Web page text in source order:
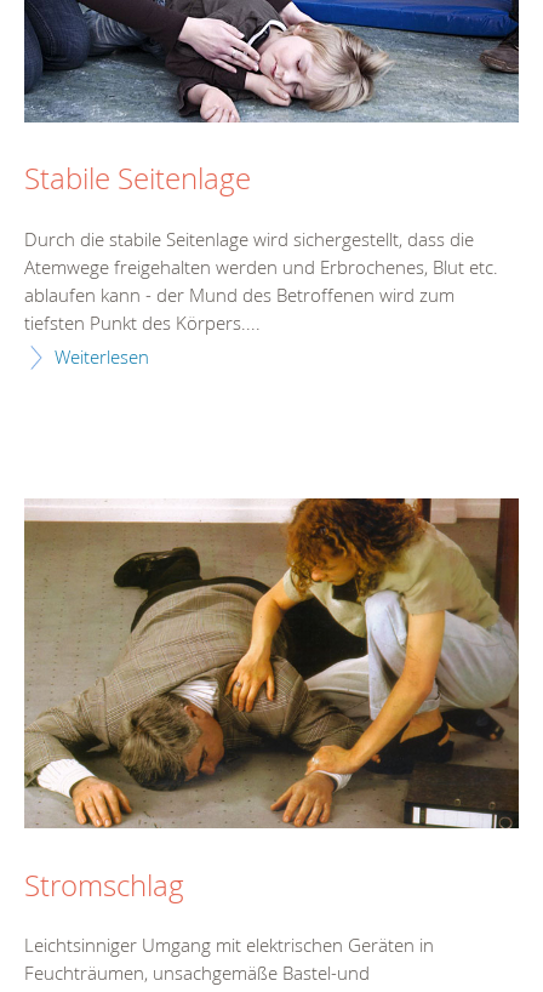
Stabile Seitenlage
Durch die stabile Seitenlage wird sichergestellt, dass die
Atemwege freigehalten werden und Erbrochenes, Blut etc.
ablaufen kann - der Mund des Betroffenen wird zum
tiefsten Punkt des Körpers....
Weiterlesen
Stromschlag
Leichtsinniger Umgang mit elektrischen Geräten in
Feuchträumen, unsachgemäße Bastel-und